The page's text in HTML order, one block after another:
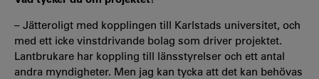
– Jätteroligt med kopplingen till Karlstads universitet, och
med ett icke vinstdrivande bolag som driver projektet.
Lantbrukare har koppling till länsstyrelser och ett antal
andra myndigheter. Men jag kan tycka att det kan behövas